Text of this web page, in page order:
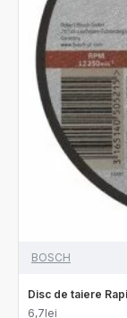
BOSCH
Disc de taiere
6,7lei